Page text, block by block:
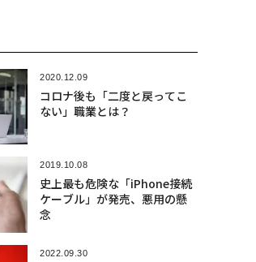
2020.12.09
コロナ後も「二度と戻ってこ
ない」職業とは？
2019.10.08
史上最も危険な「iPhone接続
ケーブル」が発売、悪用の懸
念
2022.09.30